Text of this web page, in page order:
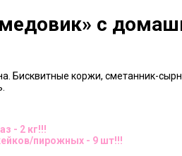
с
Бисквитные коржи, сметанник-
- 2 кг!!!
пирожных - 9 шт!!!